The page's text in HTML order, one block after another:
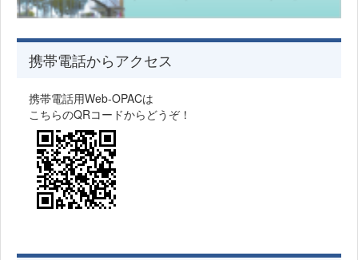
携帯電話からアクセス
携帯電話用Web-OPACは
こちらのQRコードからどうぞ！